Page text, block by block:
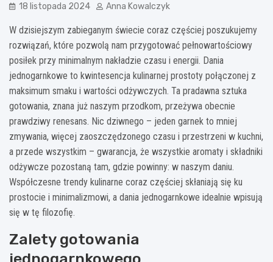
18 listopada 2024 Anna Kowalczyk
W dzisiejszym zabieganym świecie coraz częściej poszukujemy
rozwiązań, które pozwolą nam przygotować pełnowartościowy
posiłek przy minimalnym nakładzie czasu i energii. Dania
jednogarnkowe to kwintesencja kulinarnej prostoty połączonej z
maksimum smaku i wartości odżywczych. Ta pradawna sztuka
gotowania, znana już naszym przodkom, przeżywa obecnie
prawdziwy renesans. Nic dziwnego – jeden garnek to mniej
zmywania, więcej zaoszczędzonego czasu i przestrzeni w kuchni,
a przede wszystkim – gwarancja, że wszystkie aromaty i składniki
odżywcze pozostaną tam, gdzie powinny: w naszym daniu.
Współczesne trendy kulinarne coraz częściej skłaniają się ku
prostocie i minimalizmowi, a dania jednogarnkowe idealnie wpisują
się w tę filozofię.
Zalety gotowania